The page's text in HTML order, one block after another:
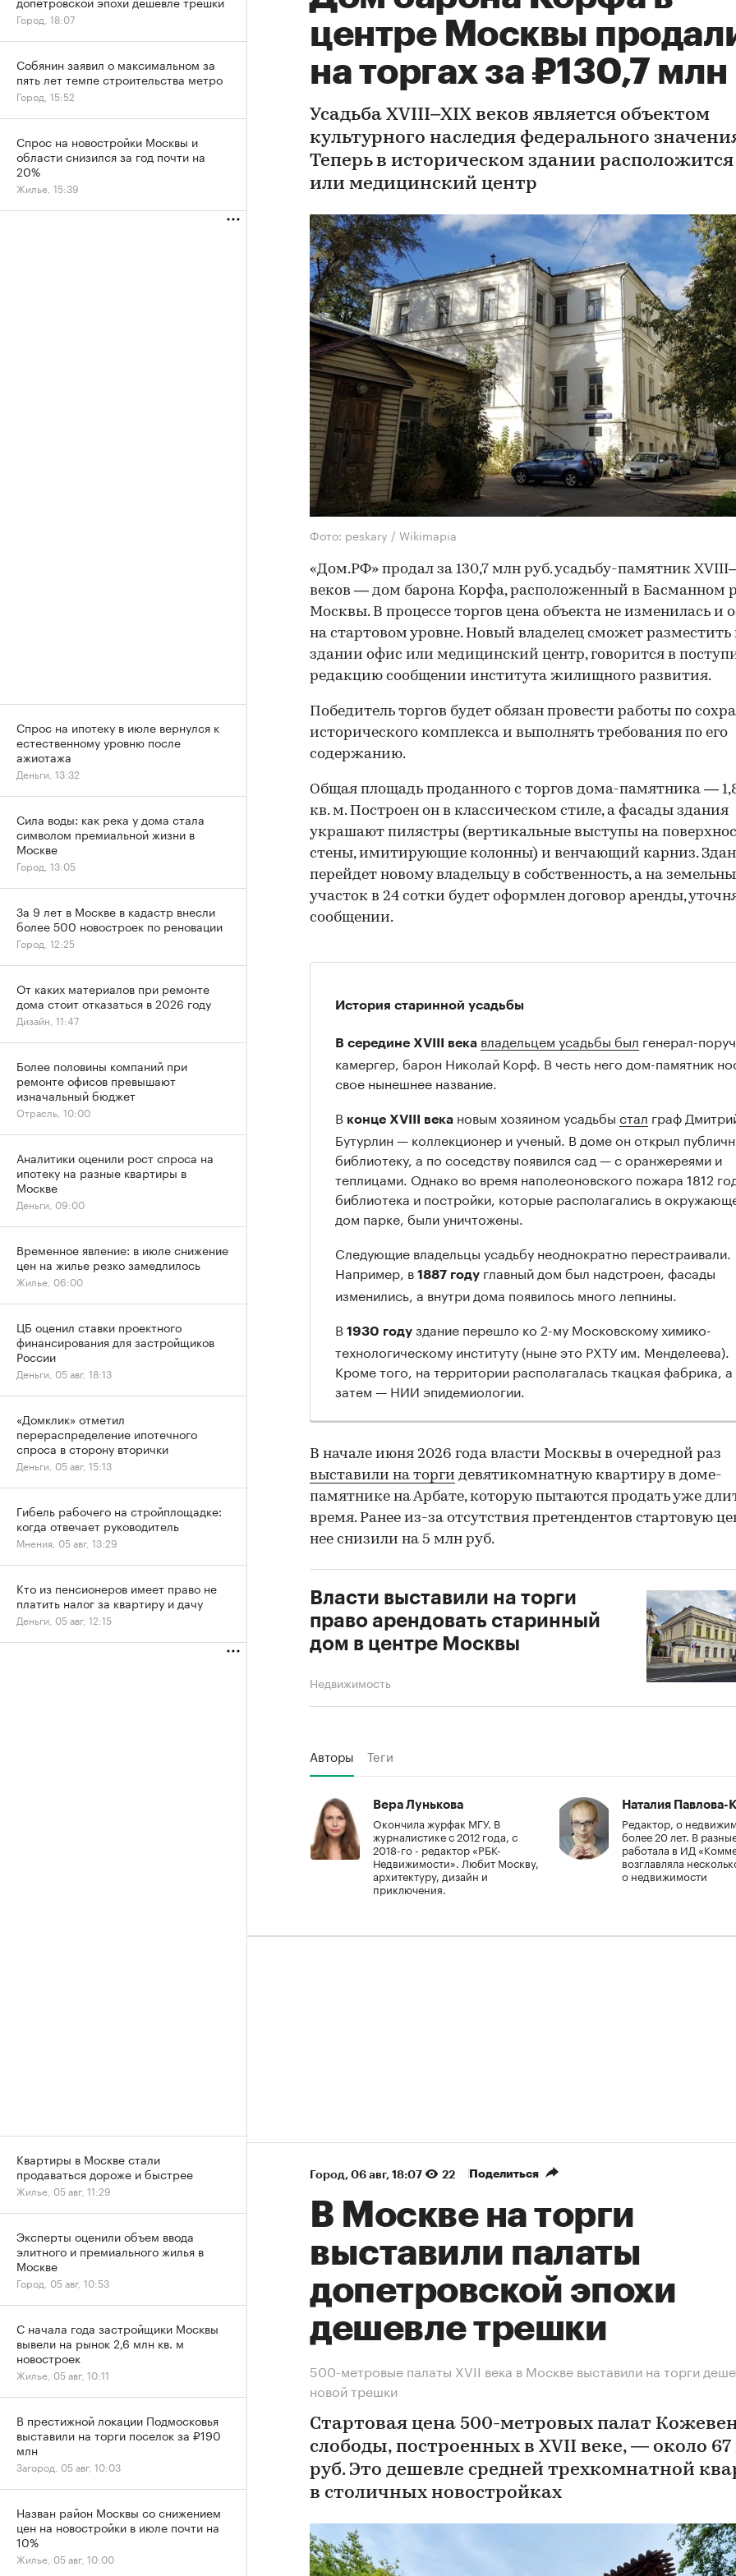
центре Москвы
на торгах за ₽130,7 млн
Усадьба XVIII–XIX веков является объектом
культурного наследия федерального
Теперь в историческом здании
или медицинский центр
Фото: peskary / Wikimapia
«Дом.РФ» продал за 130,7 млн руб. усадьбу-памятник
веков — дом барона Корфа, расположенный в Басманном
Москвы. В процессе торгов цена объекта не изменилась и
на стартовом уровне. Новый владелец сможет разместить
здании офис или медицинский центр, говорится в
редакцию сообщении института жилищного развития.
Победитель торгов будет обязан провести работы по
исторического комплекса и выполнять требования по его
содержанию.
Общая площадь проданного с торгов дома-памятника —
кв. м. Построен он в классическом стиле, а фасады здания
украшают пилястры (вертикальные выступы на
стены, имитирующие колонны) и венчающий карниз.
перейдет новому владельцу в собственность, а на
участок в 24 сотки будет оформлен договор аренды,
сообщении.
00:00 / 00:00
История старинной усадьбы
В середине XVIII века владельцем усадьбы был генерал-
камергер, барон Николай Корф. В честь него дом-памятник
свое нынешнее название.
В конце XVIII века новым хозяином усадьбы стал граф
Бутурлин — коллекционер и ученый. В доме он открыл
библиотеку, а по соседству появился сад — с оранжереями и
теплицами. Однако во время наполеоновского пожара 1812
библиотека и постройки, которые располагались в
дом парке, были уничтожены.
Следующие владельцы усадьбу неоднократно перестраивали.
Например, в 1887 году главный дом был надстроен, фасады
изменились, а внутри дома появилось много лепнины.
В 1930 году здание перешло ко 2-му Московскому химико-
технологическому институту (ныне это РХТУ им. Менделеева).
Кроме того, на территории располагалась ткацкая фабрика, а
затем — НИИ эпидемиологии.
В начале июня 2026 года власти Москвы в очередной раз
выставили на торги девятикомнатную квартиру в доме-
памятнике на Арбате, которую пытаются продать уже
время. Ранее из-за отсутствия претендентов стартовую
нее снизили на 5 млн руб.
Власти выставили на торги
право арендовать старинный
дом в центре Москвы
Недвижимость
Авторы Теги
Вера Лунькова
Окончила журфак МГУ. В
журналистике с 2012 года, с
2018-го - редактор «РБК-
Недвижимости». Любит Москву,
архитектуру, дизайн и
приключения.
Наталия Павлова-
Редактор, о
более 20 лет. В
работала в ИД
возглавляла
о недвижимости
Город⁠, 06 авг, 18:07 22 Поделиться
В Москве на торги
выставили палаты
допетровской эпохи
дешевле трешки
500-метровые палаты XVII века в Москве выставили на торги
новой трешки
Стартовая цена 500-метровых палат
слободы, построенных в XVII веке, — около
руб. Это дешевле средней трехкомнатной
в столичных новостройках
Город, 18:07
Собянин заявил о максимальном за
пять лет темпе строительства метро
Город, 15:52
Спрос на новостройки Москвы и
области снизился за год почти на
20%
Жилье, 15:39
Спрос на ипотеку в июле вернулся к
естественному уровню после
ажиотажа
Деньги, 13:32
Сила воды: как река у дома стала
символом премиальной жизни в
Москве
Город, 13:05
За 9 лет в Москве в кадастр внесли
более 500 новостроек по реновации
Город, 12:25
От каких материалов при ремонте
дома стоит отказаться в 2026 году
Дизайн, 11:47
Более половины компаний при
ремонте офисов превышают
изначальный бюджет
Отрасль, 10:00
Аналитики оценили рост спроса на
ипотеку на разные квартиры в
Москве
Деньги, 09:00
Временное явление: в июле снижение
цен на жилье резко замедлилось
Жилье, 06:00
ЦБ оценил ставки проектного
финансирования для застройщиков
России
Деньги, 05 авг, 18:13
«Домклик» отметил
перераспределение ипотечного
спроса в сторону вторички
Деньги, 05 авг, 15:13
Гибель рабочего на стройплощадке:
когда отвечает руководитель
Мнения, 05 авг, 13:29
Кто из пенсионеров имеет право не
платить налог за квартиру и дачу
Деньги, 05 авг, 12:15
Квартиры в Москве стали
продаваться дороже и быстрее
Жилье, 05 авг, 11:29
Эксперты оценили объем ввода
элитного и премиального жилья в
Москве
Город, 05 авг, 10:53
С начала года застройщики Москвы
вывели на рынок 2,6 млн кв. м
новостроек
Жилье, 05 авг, 10:11
В престижной локации Подмосковья
выставили на торги поселок за ₽190
млн
Загород, 05 авг, 10:03
Назван район Москвы со снижением
цен на новостройки в июле почти на
10%
Жилье, 05 авг, 10:00